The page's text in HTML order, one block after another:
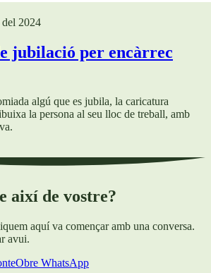
del 2024
jubilació per encàrrec
algú que es jubila, la caricatura
la persona al seu lloc de treball, amb
així de vostre?
aquí va començar amb una conversa.
avui.
Obre WhatsApp